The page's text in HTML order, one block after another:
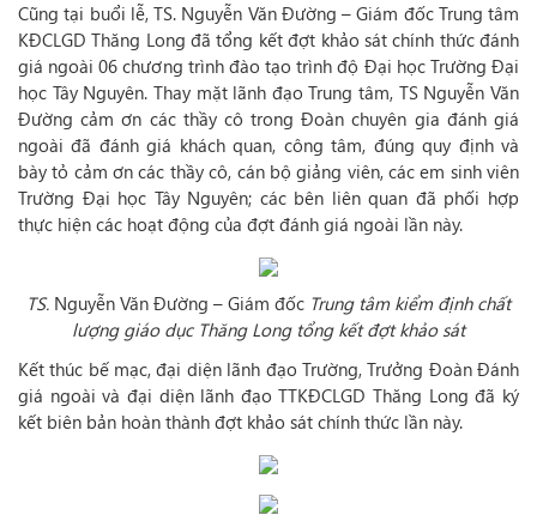
Cũng tại buổi lễ, TS. Nguyễn Văn Đường – Giám đốc Trung tâm
KĐCLGD Thăng Long đã tổng kết đợt khảo sát chính thức đánh
giá ngoài 06 chương trình đào tạo trình độ Đại học Trường Đại
học Tây Nguyên. Thay mặt lãnh đạo Trung tâm, TS Nguyễn Văn
Đường cảm ơn các thầy cô trong Đoàn chuyên gia đánh giá
ngoài đã đánh giá khách quan, công tâm, đúng quy định và
bày tỏ cảm ơn các thầy cô, cán bộ giảng viên, các em sinh viên
Trường Đại học Tây Nguyên; các bên liên quan đã phối hợp
thực hiện các hoạt động của đợt đánh giá ngoài lần này.
TS. Nguyễn Văn Đường – Giám đốc Trung tâm kiểm định chất
lượng giáo dục Thăng Long tổng kết đợt khảo sát
Kết thúc bế mạc, đại diện lãnh đạo Trường, Trưởng Đoàn Đánh
giá ngoài và đại diện lãnh đạo TTKĐCLGD Thăng Long đã ký
kết biên bản hoàn thành đợt khảo sát chính thức lần này.